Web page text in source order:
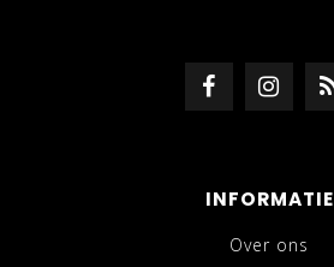
INFORMATIE
Over ons